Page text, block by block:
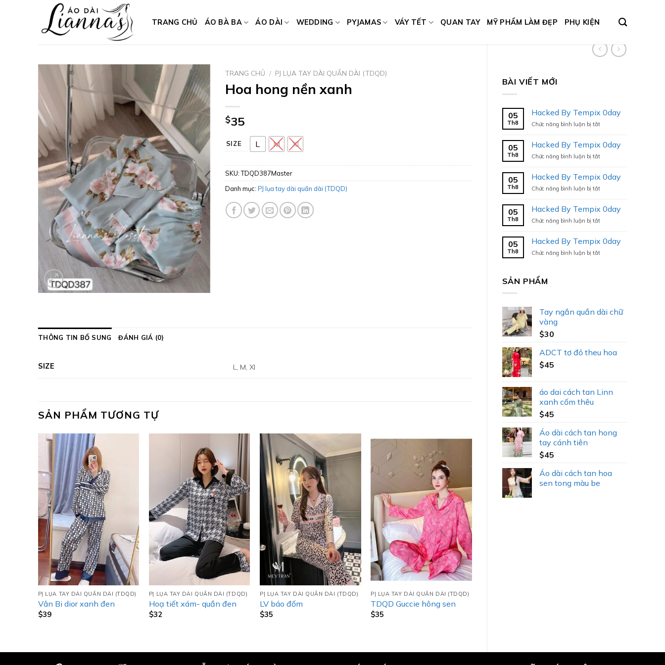
TRANG CHỦ ÁO BÀ BA ÁO DÀI WEDDING PYJAMAS VÁY TẾT QUAN TAY MỸ PHẨM LÀM ĐẸP PHỤ KIỆN
BÀI VIẾT MỚI
05
Th8
Hacked By Tempix 0day
Chức năng bình luận bị tắtở
Tempix
0day
05
Th8
Hacked By Tempix 0day
Chức năng bình luận bị tắtở
Tempix
0day
05
Th8
Hacked By Tempix 0day
Chức năng bình luận bị tắtở
Tempix
0day
05
Th8
Hacked By Tempix 0day
Chức năng bình luận bị tắtở
Tempix
0day
05
Th8
Hacked By Tempix 0day
Chức năng bình luận bị tắtở
SẢN PHẨM
Tay ngắn quần dài chữ
vàng
$30
ADCT tơ đỏ theu hoa
$45
áo dai cách tan Linn
xanh cốm thêu
$45
Áo dài cách tan hong
tay cánh tiên
$45
Áo dài cách tan hoa
sen tong màu be
TRANG CHỦ / PJ LỤA TAY DÀI QUẦN DÀI (TDQD)
Hoa hong nền xanh
$35
SIZE L M Xl
SKU:TDQD387Master
Danh mục: PJ lụa tay dài quần dài (TDQD)
THÔNG TIN BỔ SUNG ĐÁNH GIÁ (0)
SIZE L, M, Xl
SẢN PHẨM TƯƠNG TỰ
PJ LỤA TAY DÀI QUẦN DÀI (TDQD)
Vân Bi dior xanh đen
$39
PJ LỤA TAY DÀI QUẦN DÀI (TDQD)
Hoạ tiết xám- quần đen
$32
PJ LỤA TAY DÀI QUẦN DÀI (TDQD)
LV báo đốm
$35
PJ LỤA TAY DÀI QUẦN DÀI (TDQD)
TDQD Guccie hông sen
$35